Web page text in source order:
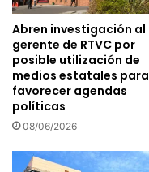
Abren investigación al
gerente de RTVC por
posible utilización de
medios estatales para
favorecer agendas
políticas
08/06/2026